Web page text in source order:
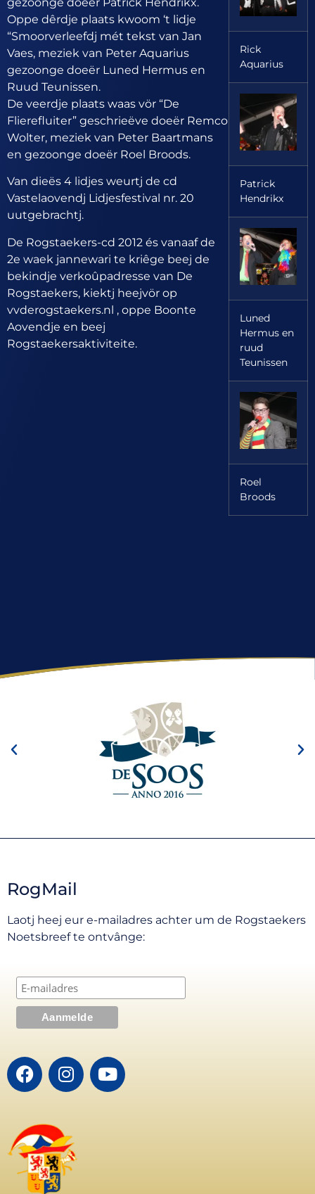
Rick
Aquarius
Patrick
Hendrikx
Luned
Hermus en
ruud
Teunissen
Roel
Broods
Oppe dêrdje plaats kwoom ‘t lidje
“Smoorverleefdj mét tekst van Jan
Vaes, meziek van Peter Aquarius
gezoonge doeër Luned Hermus en
Ruud Teunissen.
De veerdje plaats waas vör “De
Flierefluiter” geschrieëve doeër Remco
Wolter, meziek van Peter Baartmans
en gezoonge doeër Roel Broods.
Van dieës 4 lidjes weurtj de cd
Vastelaovendj Lidjesfestival nr. 20
uutgebrachtj.
De Rogstaekers-cd 2012 és vanaaf de
2e waek jannewari te kriêge beej de
bekindje verkoûpadresse van De
Rogstaekers, kiektj heejvör op
vvderogstaekers.nl , oppe Boonte
Aovendje en beej
Rogstaekersaktiviteite.
RogMail
Laotj heej eur e-mailadres achter um de Rogstaekers
Noetsbreef te ontvânge: